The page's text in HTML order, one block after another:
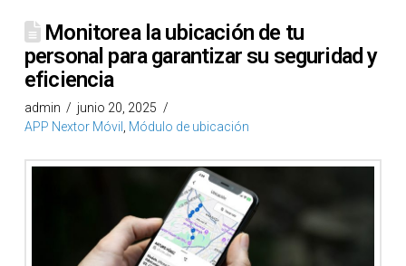
Monitorea la ubicación de tu
personal para garantizar su seguridad y
eficiencia
admin
junio 20, 2025
APP Nextor Móvil
Módulo de ubicación